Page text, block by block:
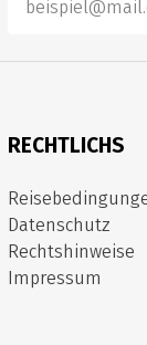
RECHTLICHS
Datenschutz
Rechtshinweise
Impressum